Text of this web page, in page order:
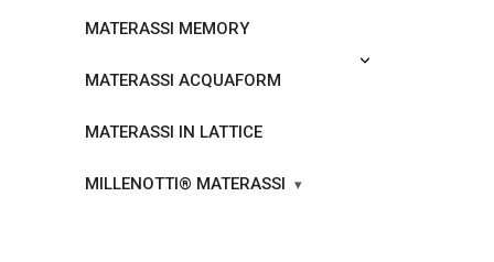
MATERASSI MEMORY
MATERASSI ACQUAFORM
MATERASSI IN LATTICE
MILLENOTTI® MATERASSI